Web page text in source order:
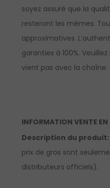
soyez assuré que la
resteront les mêmes.
approximatives.
garanties à 100%.
vient pas avec la chaîne.
INFORMATION VENTE EN
Description du produit:
prix de gros sont
distributeurs officiels).